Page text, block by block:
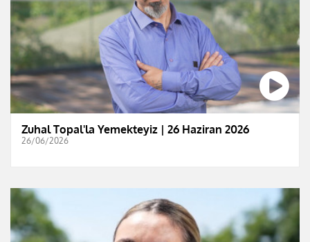
Zuhal Topal'la Yemekteyiz | 26 Haziran 2026
26/06/2026